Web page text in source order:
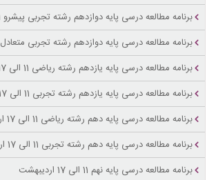
برنامه مطالعه درسی پایه دوازدهم رشته تجربی پیشرو 11 الی 17 اردیبهشت
برنامه مطالعه درسی پایه دوازدهم رشته تجربی متعادل 11 الی 17 اردیبهشت
برنامه مطالعه درسی پایه یازدهم رشته ریاضی 11 الی 17 اردیبهشت
برنامه مطالعه درسی پایه یازدهم رشته تجربی 11 الی 17 اردیبهشت
برنامه مطالعه درسی پایه دهم رشته ریاضی 11 الی 17 اردیبهشت
برنامه مطالعه درسی پایه دهم رشته تجربی 11 الی 17 اردیبهشت
برنامه مطالعه درسی پایه نهم 11 الی 17 اردیبهشت